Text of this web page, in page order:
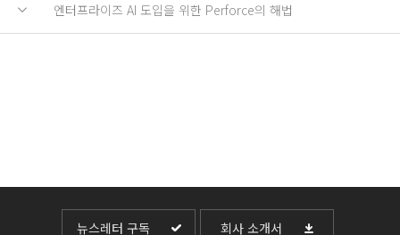
엔터프라이즈 AI 도입을 위한 Perforce의 해법
뉴스레터 구독 회사 소개서